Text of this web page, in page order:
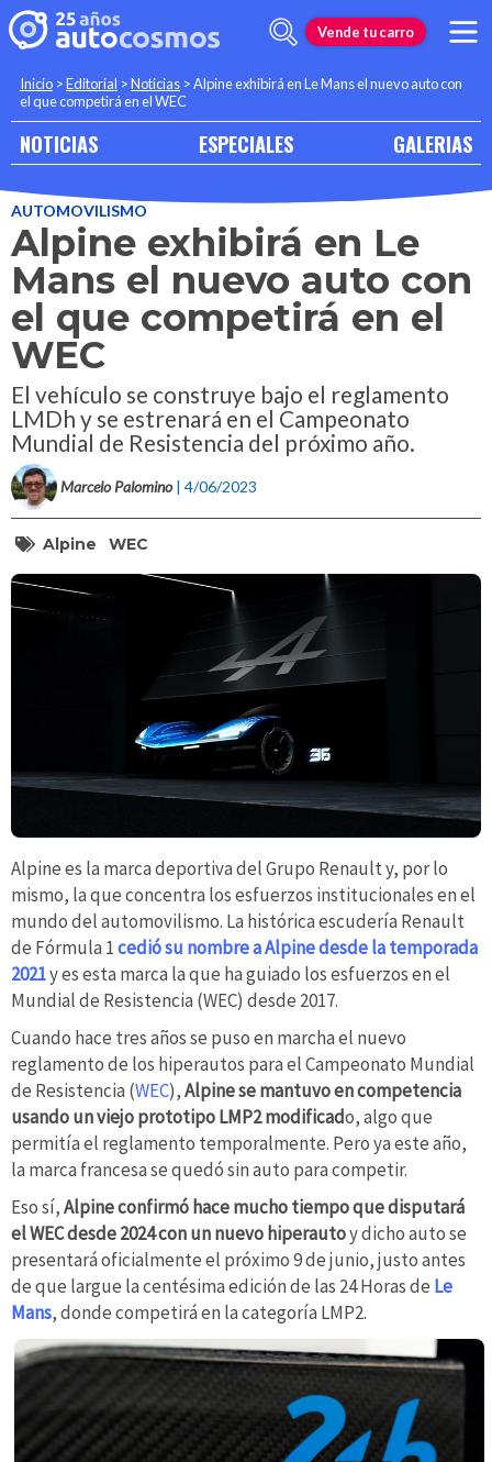
Vende tu carro
Inicio >Editorial >Noticias >Alpine exhibirá en Le Mans el nuevo auto con
el que competirá en el WEC
NOTICIAS ESPECIALES GALERIAS
AUTOMOVILISMO
Alpine exhibirá en Le
Mans el nuevo auto con
el que competirá en el
WEC
El vehículo se construye bajo el reglamento
LMDh y se estrenará en el Campeonato
Mundial de Resistencia del próximo año.
Marcelo Palomino | 4/06/2023
Alpine WEC
Alpine es la marca deportiva del Grupo Renault y, por lo
mismo, la que concentra los esfuerzos institucionales en el
mundo del automovilismo. La histórica escudería Renault
de Fórmula 1cedió su nombre a Alpine desde la temporada
2021y es esta marca la que ha guiado los esfuerzos en el
Mundial de Resistencia (WEC) desde 2017.
Cuando hace tres años se puso en marcha el nuevo
reglamento de los hiperautos para el Campeonato Mundial
de Resistencia (WEC),Alpine se mantuvo en competencia
usando un viejo prototipo LMP2 modificado, algo que
permitía el reglamento temporalmente. Pero ya este año,
la marca francesa se quedó sin auto para competir.
Eso sí,Alpine confirmó hace mucho tiempo que disputará
el WEC desde 2024 con un nuevo hiperautoy dicho auto se
presentará oficialmente el próximo 9 de junio, justo antes
de que largue la centésima edición de las 24 Horas de Le
Mans, donde competirá en la categoría LMP2.